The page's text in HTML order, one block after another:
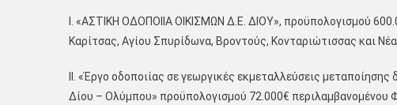
I. «ΑΣΤΙΚΗ ΟΔΟΠΟΙΙΑ ΟΙΚΙΣΜΩΝ Δ.Ε. ΔΙΟΥ», προϋπολογισμού
Καρίτσας, Αγίου Σπυρίδωνα, Βροντούς, Κονταριώτισσας και
II. «Έργο οδοποιίας σε γεωργικές εκμεταλλεύσεις
Δίου – Ολύμπου» προϋπολογισμού 72.000€ περιλαμβανομένου